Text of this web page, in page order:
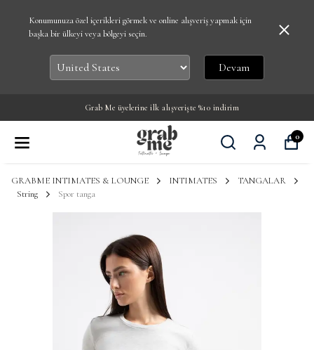
Konumunuza özel içerikleri görmek ve online alışveriş yapmak için
başka bir ülkeyi veya bölgeyi seçin.
Devam
Grab Me üyelerine ilk alışverişte %10 indirim
0
GRABME INTIMATES & LOUNGE INTIMATES
TANGALAR
String
Spor tanga